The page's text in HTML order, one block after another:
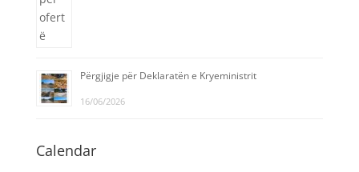
Përgjigje për Deklaratën e Kryeministrit
16/06/2026
Calendar